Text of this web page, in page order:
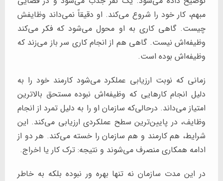
مبهم، کار خود را شروع می‌کند. او دقیقاً نمی‌داند وظایفش
چیست. گاهی کاری به او محول می‌شود که فکر می‌کند
وظیفه‌اش نیست. گاهی هم از انجام کاری سر باز می‌زند که
وظیفه‌اش بوده است.
زمانی که نوبت ارزیابی عملکرد می‌شود کارمند خود را به
دلیل انجام کارهایی که وظیفه‌اش نبوده مستحق بالاترین
امتیاز می‌داند. درحالی‌که سازمان او را به دلیل تمرد از انجام
وظایف، در پایین‌ترین سطح عملکردی ارزیابی می‌کند. این
شرایط، هم کارمند و هم سازمان را خسته می‌کند. هر دو از
ادامه همکاری منصرف می‌شوند و نتیجه: ترک کار یا اخراج.
در این مدت سازمان نه تنها بهره ور نبوده بلکه به خاطر